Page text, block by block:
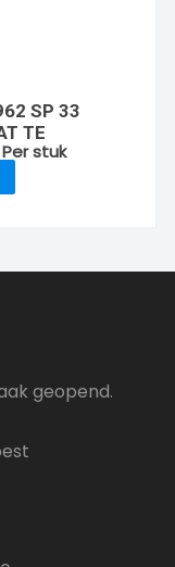
SP 33
TE
stuk
geopend.